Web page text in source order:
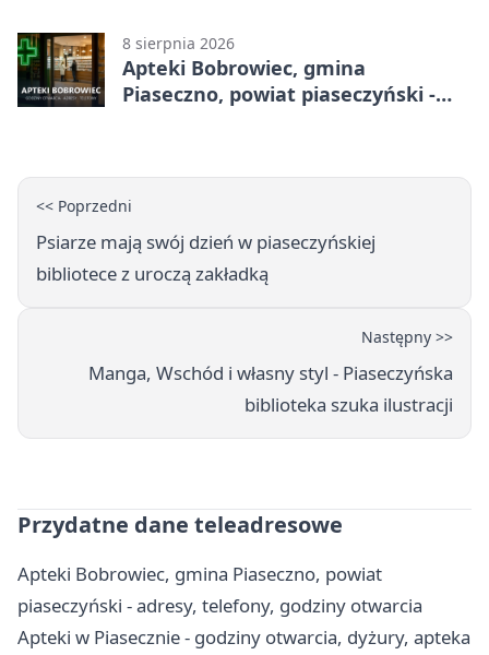
8 sierpnia 2026
Apteki Bobrowiec, gmina
Piaseczno, powiat piaseczyński -
<< Poprzedni
Psiarze mają swój dzień w piaseczyńskiej
bibliotece z uroczą zakładką
Następny >>
Manga, Wschód i własny styl - Piaseczyńska
biblioteka szuka ilustracji
Przydatne dane teleadresowe
Apteki Bobrowiec, gmina Piaseczno, powiat
piaseczyński - adresy, telefony, godziny otwarcia
Apteki w Piasecznie - godziny otwarcia, dyżury, apteka